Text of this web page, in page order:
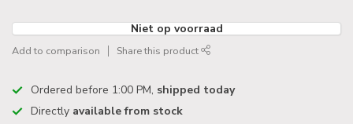
Niet op voorraad
Add to comparison Share this product
Ordered before 1:00 PM, shipped today
Directly available from stock